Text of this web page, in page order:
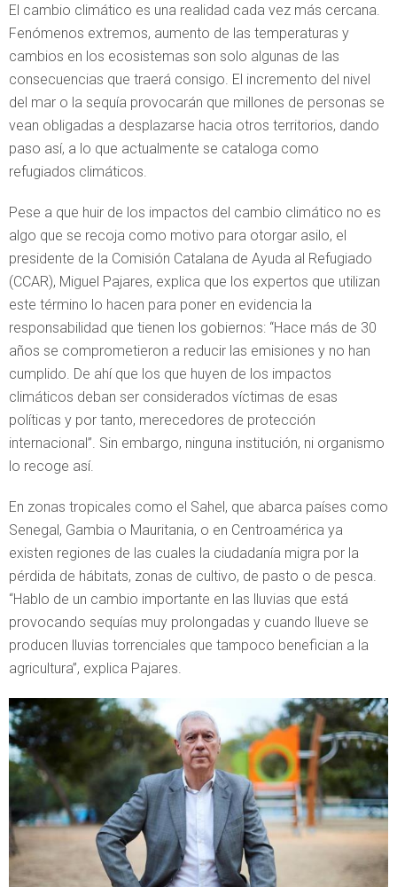
El cambio climático es una realidad cada vez más cercana.
Fenómenos extremos, aumento de las temperaturas y
cambios en los ecosistemas son solo algunas de las
consecuencias que traerá consigo. El incremento del nivel
del mar o la sequía provocarán que millones de personas se
vean obligadas a desplazarse hacia otros territorios, dando
paso así, a lo que actualmente se cataloga como
refugiados climáticos.
Pese a que huir de los impactos del cambio climático no es
algo que se recoja como motivo para otorgar asilo, el
presidente de la Comisión Catalana de Ayuda al Refugiado
(CCAR), Miguel Pajares, explica que los expertos que utilizan
este término lo hacen para poner en evidencia la
responsabilidad que tienen los gobiernos: “Hace más de 30
años se comprometieron a reducir las emisiones y no han
cumplido. De ahí que los que huyen de los impactos
climáticos deban ser considerados víctimas de esas
políticas y por tanto, merecedores de protección
internacional”. Sin embargo, ninguna institución, ni organismo
lo recoge así.
En zonas tropicales como el Sahel, que abarca países como
Senegal, Gambia o Mauritania, o en Centroamérica ya
existen regiones de las cuales la ciudadanía migra por la
pérdida de hábitats, zonas de cultivo, de pasto o de pesca.
“Hablo de un cambio importante en las lluvias que está
provocando sequías muy prolongadas y cuando llueve se
producen lluvias torrenciales que tampoco benefician a la
agricultura”, explica Pajares.